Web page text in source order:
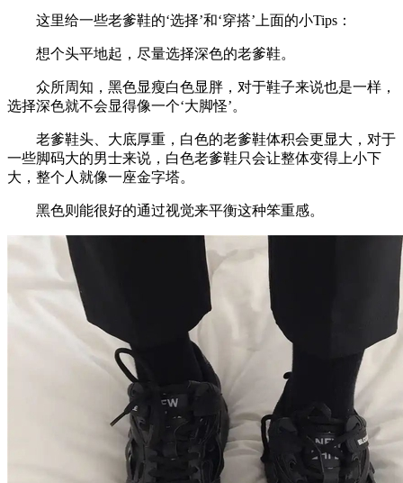
这里给一些老爹鞋的‘选择’和‘穿搭’上面的小Tips：
想个头平地起，尽量选择深色的老爹鞋。
众所周知，黑色显瘦白色显胖，对于鞋子来说也是一样，
选择深色就不会显得像一个‘大脚怪’。
老爹鞋头、大底厚重，白色的老爹鞋体积会更显大，对于
一些脚码大的男士来说，白色老爹鞋只会让整体变得上小下
大，整个人就像一座金字塔。
黑色则能很好的通过视觉来平衡这种笨重感。